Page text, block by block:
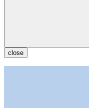
close